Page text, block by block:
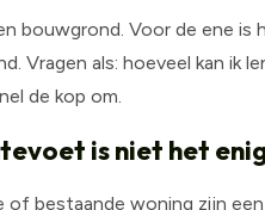
bouwgrond. Voor de ene is
Vragen als: hoeveel kan ik
de kop om.
is niet het
of bestaande woning zijn